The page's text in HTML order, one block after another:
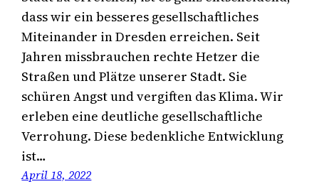
dass wir ein besseres gesellschaftliches
Miteinander in Dresden erreichen. Seit
Jahren missbrauchen rechte Hetzer die
Straßen und Plätze unserer Stadt. Sie
schüren Angst und vergiften das Klima. Wir
erleben eine deutliche gesellschaftliche
Verrohung. Diese bedenkliche Entwicklung
ist…
April 18, 2022